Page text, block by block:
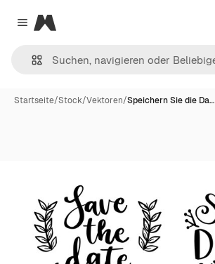
Close menu
Magnific
Startseite/Stock/Vektoren/Speichern Sie die Da…